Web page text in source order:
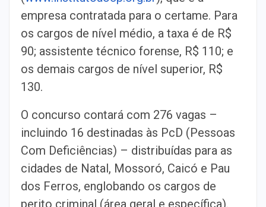
empresa contratada para o certame. Para
os cargos de nível médio, a taxa é de R$
90; assistente técnico forense, R$ 110; e
os demais cargos de nível superior, R$
130.
O concurso contará com 276 vagas –
incluindo 16 destinadas às PcD (Pessoas
Com Deficiências) – distribuídas para as
cidades de Natal, Mossoró, Caicó e Pau
dos Ferros, englobando os cargos de
perito criminal (área geral e específica),